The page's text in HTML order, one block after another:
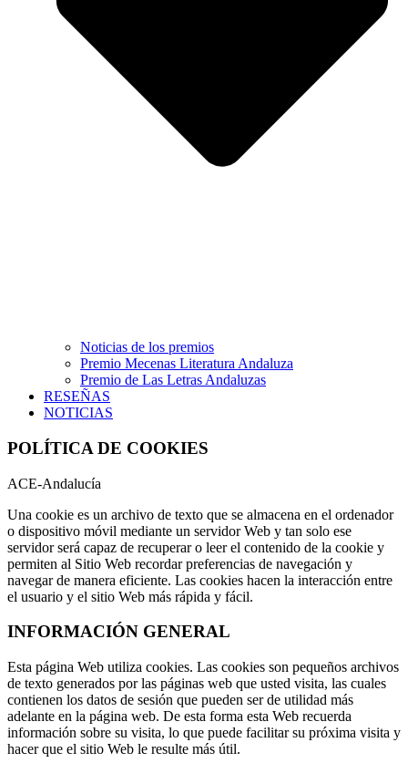
Noticias de los premios
Premio Mecenas Literatura Andaluza
Premio de Las Letras Andaluzas
RESEÑAS
NOTICIAS
POLÍTICA DE COOKIES
ACE-Andalucía
Una cookie es un archivo de texto que se almacena en el ordenador
o dispositivo móvil mediante un servidor Web y tan solo ese
servidor será capaz de recuperar o leer el contenido de la cookie y
permiten al Sitio Web recordar preferencias de navegación y
navegar de manera eficiente. Las cookies hacen la interacción entre
el usuario y el sitio Web más rápida y fácil.
INFORMACIÓN GENERAL
Esta página Web utiliza cookies. Las cookies son pequeños archivos
de texto generados por las páginas web que usted visita, las cuales
contienen los datos de sesión que pueden ser de utilidad más
adelante en la página web. De esta forma esta Web recuerda
información sobre su visita, lo que puede facilitar su próxima visita y
hacer que el sitio Web le resulte más útil.